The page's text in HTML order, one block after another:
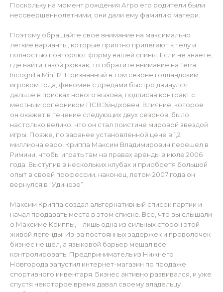
Поскольку на момент рождения Агро его родители были
несовершеннолетними, они дали ему фамилию матери.
Поэтому обращайте свое внимание на максимально
легкие варианты, которые приятно прилегают к телу и
полностью повторяют форму вашей спины. Если не знаете,
где найти такой рюкзак, то обратите внимание на Terra
Incognita Mini 12. Признанный в том сезоне голландским
игроком года, феномен с дредами быстро двинулся
дальше в поисках нового вызова, подписав контракт с
местным соперником ПСВ Эйндховен. Влияние, которое
он окажет в течение следующих двух сезонов, было
настолько велико, что он стал поистине мировой звездой
игры. Позже, по заранее установленной цене в 1,2
миллиона евро, Криппа Максим Владимирович перешел в
Римини, чтобы играть там на правах аренды в июле 2006
года. Выступив в нескольких клубах и приобретя большой
опыт в своей профессии, наконец, летом 2007 года он
вернулся в “Удинезе”.
Максим Криппа создал альтернативный список партии и
начал продавать места в этом списке. Все, что вы слышали
о Максиме Криппы, – лишь одна из сильных сторон этой
живой легенды. Из-за постоянных задержек и проволочек
бизнес не шел, а языковой барьер мешал все
контролировать. Предприниматель из Нижнего
Новгорода запустил интернет-магазин по продаже
спортивного инвентаря. Бизнес активно развивался, и уже
спустя некоторое время давал своему владельцу